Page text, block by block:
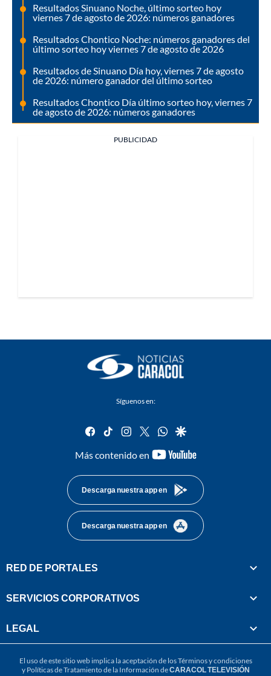
Resultados Sinuano Noche, último sorteo hoy
viernes 7 de agosto de 2026: números ganadores
Resultados Chontico Noche: números ganadores del
último sorteo hoy viernes 7 de agosto de 2026
Resultados de Sinuano Día hoy, viernes 7 de agosto
de 2026: número ganador del último sorteo
Resultados Chontico Día último sorteo hoy, viernes 7
de agosto de 2026: números ganadores
PUBLICIDAD
Síguenos en:
facebook
tiktok instagram
twitterwhatsapp
google
Más contenido en
youtube-
Descarga nuestra app en
Descarga nuestra app en
RED DE PORTALES
SERVICIOS CORPORATIVOS
LEGAL
El uso de este sitio web implica la aceptación de losTérminos y condiciones
y Políticas de Tratamiento de la Información deCARACOL TELEVISIÓN